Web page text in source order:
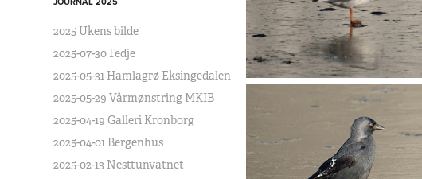
2025 Ukens bilde
2025-07-30 Fedje
2025-05-31 Hamlagrø Eksingedalen
2025-05-29 Vårmønstring MKIB
2025-04-19 Galleri Kronborg
2025-04-01 Bergenhus
2025-02-13 Nesttunvatnet